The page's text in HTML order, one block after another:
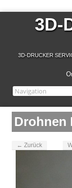
3D-
3D-DRUCKER
Drohnen
← Zurück